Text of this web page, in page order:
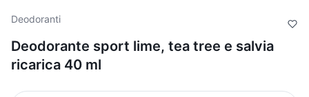
Deodoranti
Deodorante sport lime, tea tree e salvia
ricarica 40 ml